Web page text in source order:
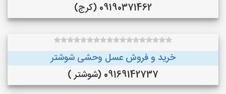
09190371462 (کرج)
خرید و فروش عسل وحشی شوشتر
09169142737 (شوشتر )